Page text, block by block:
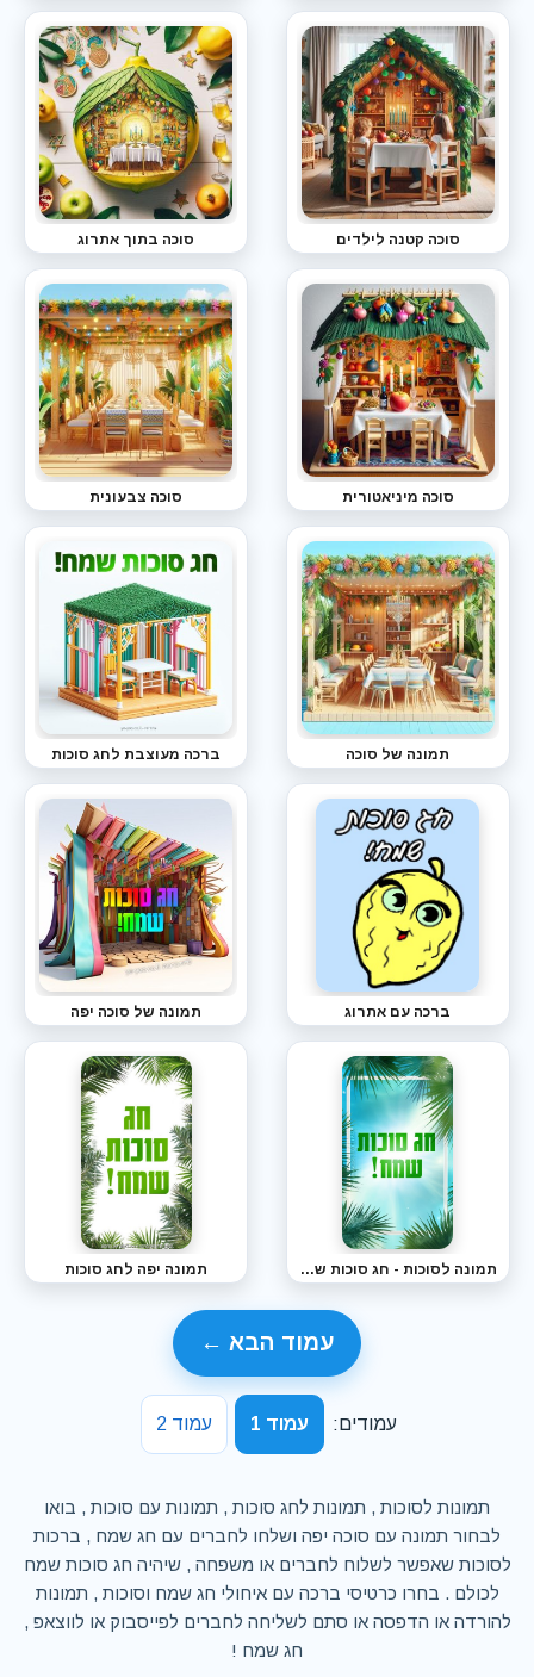
סוכה קטנה לילדים סוכה בתוך אתרוג
סוכה מיניאטורית סוכה צבעונית
תמונה של סוכה ברכה מעוצבת לחג סוכות
ברכה עם אתרוג תמונה של סוכה יפה
תמונה לסוכות - חג סוכות שמח תמונה יפה לחג סוכות
עמוד הבא ←
עמודים: עמוד 1 עמוד 2
תמונות לסוכות , תמונות לחג סוכות , תמונות עם סוכות , בואו
לבחור תמונה עם סוכה יפה ושלחו לחברים עם חג שמח , ברכות
לסוכות שאפשר לשלוח לחברים או משפחה , שיהיה חג סוכות שמח
לכולם . בחרו כרטיסי ברכה עם איחולי חג שמח וסוכות , תמונות
להורדה או הדפסה או סתם לשליחה לחברים לפייסבוק או לווצאפ ,
חג שמח !